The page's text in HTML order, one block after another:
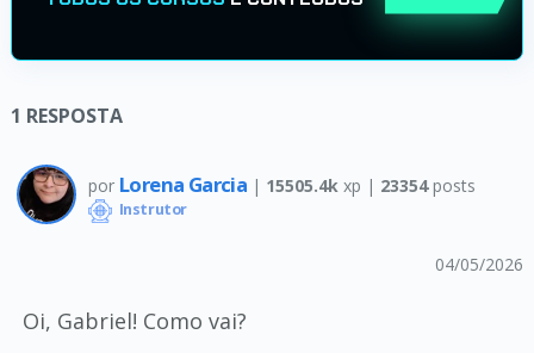
1 RESPOSTA
por Lorena Garcia | 15505.4k xp | 23354posts
Instrutor
04/05/2026
Oi, Gabriel! Como vai?